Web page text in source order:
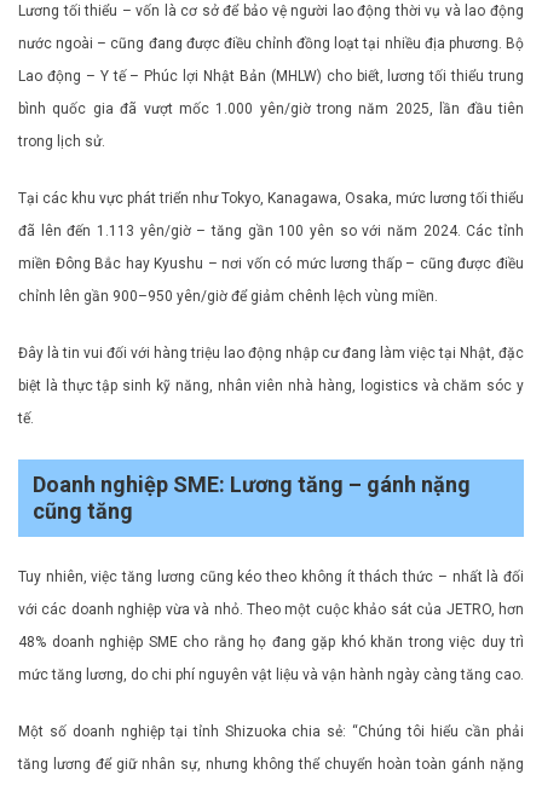
Lương tối thiểu – vốn là cơ sở để bảo vệ người lao động thời vụ và lao động
nước ngoài – cũng đang được điều chỉnh đồng loạt tại nhiều địa phương. Bộ
Lao động – Y tế – Phúc lợi Nhật Bản (MHLW) cho biết, lương tối thiểu trung
bình quốc gia đã vượt mốc 1.000 yên/giờ trong năm 2025, lần đầu tiên
trong lịch sử.
Tại các khu vực phát triển như Tokyo, Kanagawa, Osaka, mức lương tối thiểu
đã lên đến 1.113 yên/giờ – tăng gần 100 yên so với năm 2024. Các tỉnh
miền Đông Bắc hay Kyushu – nơi vốn có mức lương thấp – cũng được điều
chỉnh lên gần 900–950 yên/giờ để giảm chênh lệch vùng miền.
Đây là tin vui đối với hàng triệu lao động nhập cư đang làm việc tại Nhật, đặc
biệt là thực tập sinh kỹ năng, nhân viên nhà hàng, logistics và chăm sóc y
tế.
Doanh nghiệp SME: Lương tăng – gánh nặng
cũng tăng
Tuy nhiên, việc tăng lương cũng kéo theo không ít thách thức – nhất là đối
với các doanh nghiệp vừa và nhỏ. Theo một cuộc khảo sát của JETRO, hơn
48% doanh nghiệp SME cho rằng họ đang gặp khó khăn trong việc duy trì
mức tăng lương, do chi phí nguyên vật liệu và vận hành ngày càng tăng cao.
Một số doanh nghiệp tại tỉnh Shizuoka chia sẻ: “Chúng tôi hiểu cần phải
tăng lương để giữ nhân sự, nhưng không thể chuyển hoàn toàn gánh nặng